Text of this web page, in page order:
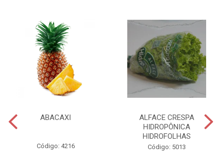
ABACAXI
Código: 4216
ALFACE CRESPA
HIDROPÔNICA
HIDROFOLHAS
Código: 5013